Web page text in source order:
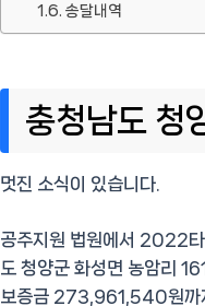
송달내역
충청남도 청
멋진 소식이 있습니다.
공주지원 법원에서 2022
도 청양군 화성면 농암리
보증금 273,961,540원까